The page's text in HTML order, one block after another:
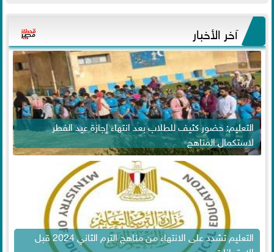
آخر الأخبار
التعليم: حضور كثيف للطلاب بعد انتهاء إجازة عيد الفطر
لاستكمال المناهج
التعليم تشدد على الانتهاء من مناهج الترم الثاني 2024 قبل